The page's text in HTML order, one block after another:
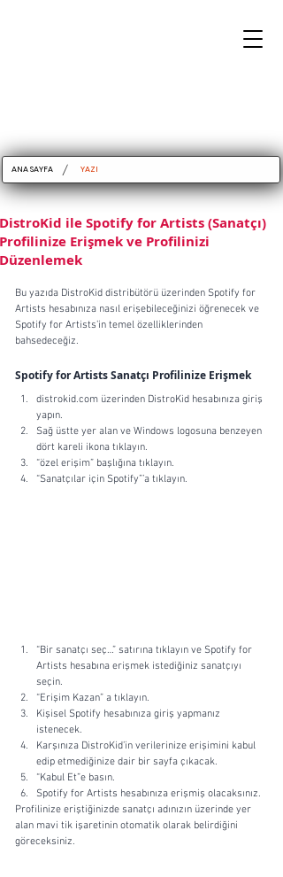
ANA SAYFA / YAZI
DistroKid ile Spotify for Artists (Sanatçı)
Profilinize Erişmek ve Profilinizi
Düzenlemek
Bu yazıda DistroKid distribütörü üzerinden Spotify for
Artists hesabınıza nasıl erişebileceğinizi öğrenecek ve
Spotify for Artists’in temel özelliklerinden
bahsedeceğiz.
Spotify for Artists Sanatçı Profilinize Erişmek
distrokid.com üzerinden DistroKid hesabınıza giriş
yapın.
Sağ üstte yer alan ve Windows logosuna benzeyen
dört kareli ikona tıklayın.
“özel erişim” başlığına tıklayın.
“Sanatçılar için Spotify”’a tıklayın.
“Bir sanatçı seç…” satırına tıklayın ve Spotify for
Artists hesabına erişmek istediğiniz sanatçıyı
seçin.
“Erişim Kazan” a tıklayın.
Kişisel Spotify hesabınıza giriş yapmanız
istenecek.
Karşınıza DistroKid’in verilerinize erişimini kabul
edip etmediğinize dair bir sayfa çıkacak.
“Kabul Et”e basın.
Spotify for Artists hesabınıza erişmiş olacaksınız.
Profilinize eriştiğinizde sanatçı adınızın üzerinde yer
alan mavi tik işaretinin otomatik olarak belirdiğini
göreceksiniz.